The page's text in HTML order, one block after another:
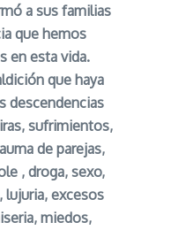
a sus familias
que hemos
en esta vida.
que haya
descendencias
sufrimientos,
de parejas,
, droga, sexo,
lujuria, excesos
miedos,